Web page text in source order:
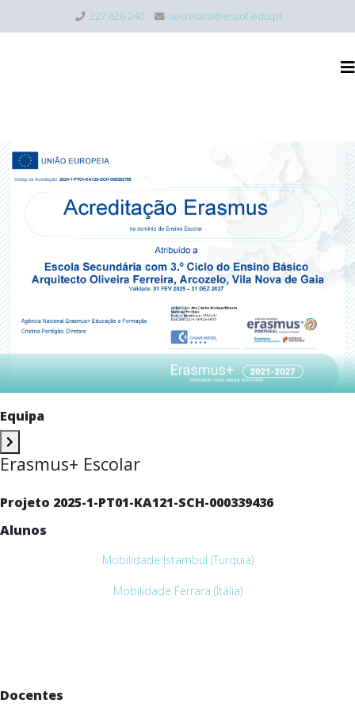
227 626 240 secretaria@esaof.edu.pt
Equipa
Erasmus+ Escolar
Projeto 2025-1-PT01-KA121-SCH-000339436
Alunos
Mobilidade Istambul (Turquia)
Mobilidade Ferrara (Itália)
Docentes